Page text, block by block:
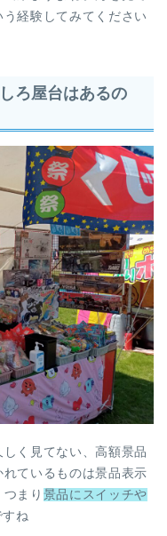
う経験してみてください
ろ屋台はあるの
く見てない、高額景品
ているものは景品表示
まり 景品にスイッチや
すね